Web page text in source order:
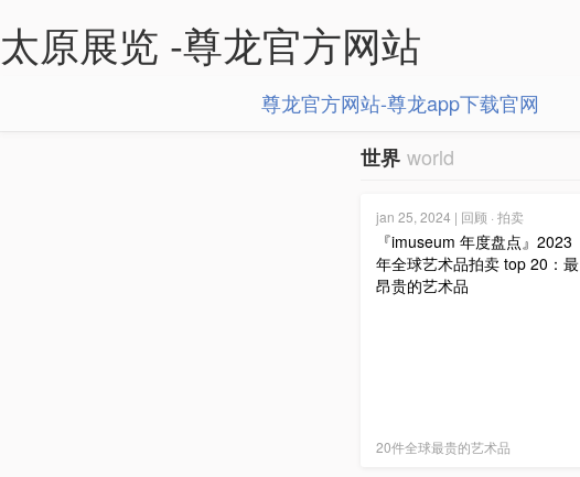
太原展览 -尊龙官方网站
尊龙官方网站-尊龙app下载官网
世界 world
jan 25, 2024 | 回顾 · 拍卖
『imuseum 年度盘点』2023
年全球艺术品拍卖 top 20：最
昂贵的艺术品
20件全球最贵的艺术品